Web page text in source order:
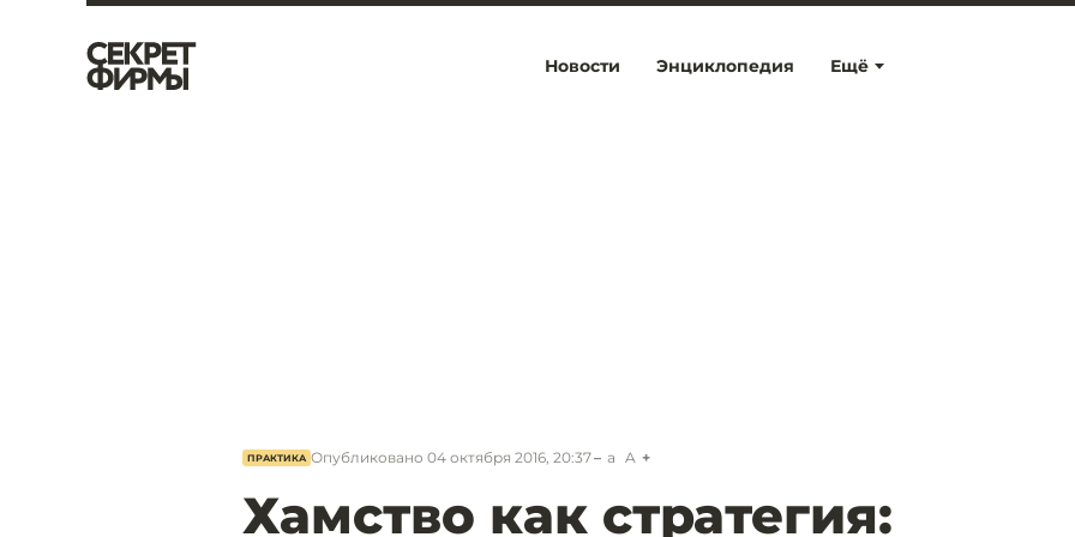
Ещё
Новости Энциклопедия
ПРАКТИКА Опубликовано 04 октября 2016, 20:37 a A
Хамство как стратегия: